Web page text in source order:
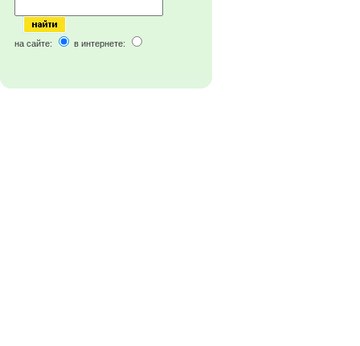
на сайте: в интернете: